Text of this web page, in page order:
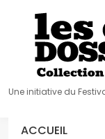
Une initiative du
ACCUEIL